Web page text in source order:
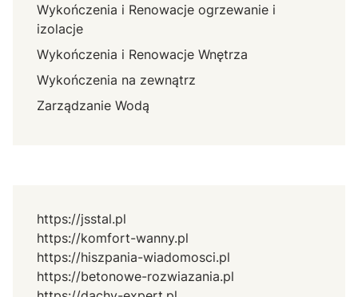
Wykończenia i Renowacje ogrzewanie i
izolacje
Wykończenia i Renowacje Wnętrza
Wykończenia na zewnątrz
Zarządzanie Wodą
https://jsstal.pl
https://komfort-wanny.pl
https://hiszpania-wiadomosci.pl
https://betonowe-rozwiazania.pl